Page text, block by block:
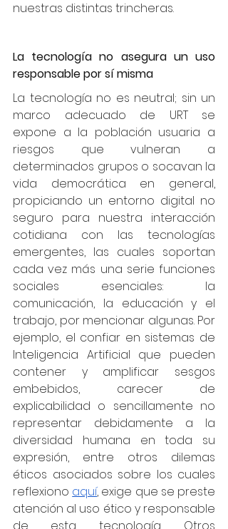
nuestras distintas trincheras.
La tecnología no asegura un uso
responsable por sí misma
La tecnología no es neutral; sin un
marco adecuado de URT se
expone a la población usuaria a
riesgos que vulneran a
determinados grupos o socavan la
vida democrática en general,
propiciando un entorno digital no
seguro para nuestra interacción
cotidiana con las tecnologías
emergentes, las cuales soportan
cada vez más una serie funciones
sociales esenciales: la
comunicación, la educación y el
trabajo, por mencionar algunas. Por
ejemplo, el confiar en sistemas de
Inteligencia Artificial que pueden
contener y amplificar sesgos
embebidos, carecer de
explicabilidad o sencillamente no
representar debidamente a la
diversidad humana en toda su
expresión, entre otros dilemas
éticos asociados sobre los cuales
reflexiono aquí, exige que se preste
atención al uso ético y responsable